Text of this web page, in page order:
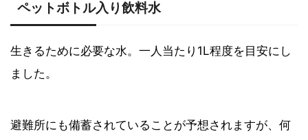
ペットボトル入り飲料水
生きるために必要な水。一人当たり1L程度を目安にし
ました。
避難所にも備蓄されていることが予想されますが、何